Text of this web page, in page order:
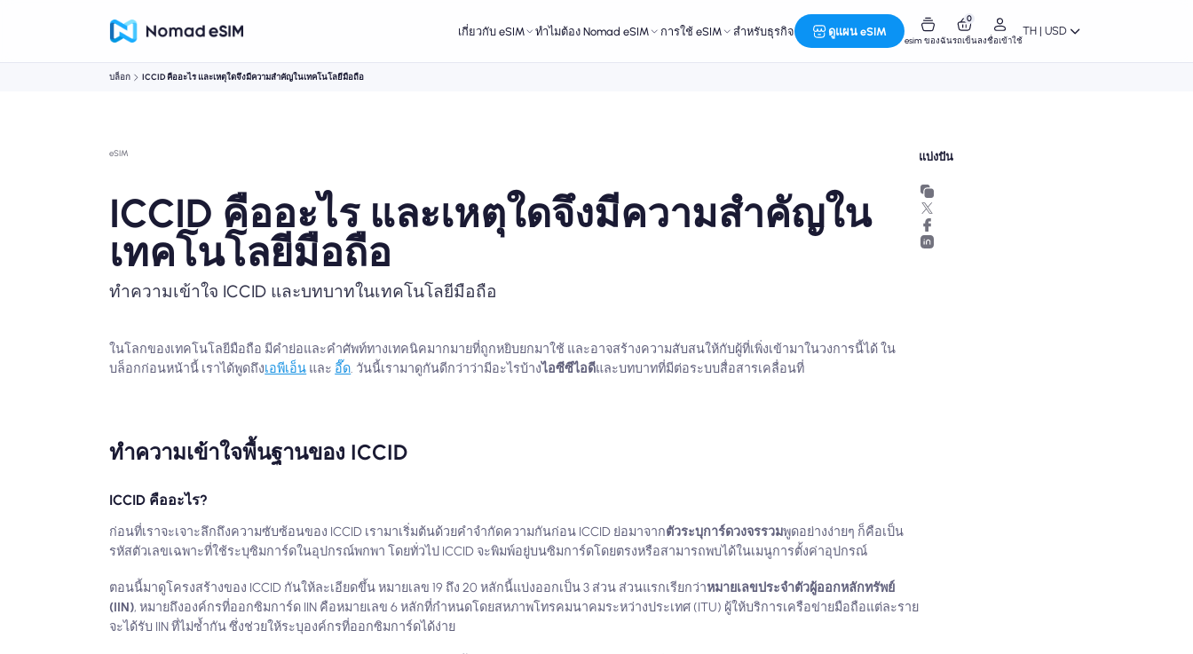
เกี่ยวกับ eSIM ทำไมต้อง Nomad eSIM การใช้ eSIM สำหรับธุรกิจ ดูแผน eSIM
esim ของฉัน
0
รถเข็นลงชื่อเข้าใช้
TH | USD
บล็อก ICCID คืออะไร และเหตุใดจึงมีความสำคัญในเทคโนโลยีมือถือ
eSIM
ICCID คืออะไร และเหตุใดจึงมีความสำคัญใน
เทคโนโลยีมือถือ
ทำความเข้าใจ ICCID และบทบาทในเทคโนโลยีมือถือ
ในโลกของเทคโนโลยีมือถือ มีคำย่อและคำศัพท์ทางเทคนิคมากมายที่ถูกหยิบยกมาใช้ และอาจสร้างความสับสนให้กับผู้ที่เพิ่งเข้ามาในวงการนี้ได้ ใน
บล็อกก่อนหน้านี้ เราได้พูดถึงเอพีเอ็น และ อี๊ด. วันนี้เรามาดูกันดีกว่าว่ามีอะไรบ้างไอซีซีไอดีและบทบาทที่มีต่อระบบสื่อสารเคลื่อนที่
ทำความเข้าใจพื้นฐานของ ICCID
ICCID คืออะไร?
ก่อนที่เราจะเจาะลึกถึงความซับซ้อนของ ICCID เรามาเริ่มต้นด้วยคำจำกัดความกันก่อน ICCID ย่อมาจากตัวระบุการ์ดวงจรรวมพูดอย่างง่ายๆ ก็คือเป็น
รหัสตัวเลขเฉพาะที่ใช้ระบุซิมการ์ดในอุปกรณ์พกพา โดยทั่วไป ICCID จะพิมพ์อยู่บนซิมการ์ดโดยตรงหรือสามารถพบได้ในเมนูการตั้งค่าอุปกรณ์
ตอนนี้มาดูโครงสร้างของ ICCID กันให้ละเอียดขึ้น หมายเลข 19 ถึง 20 หลักนี้แบ่งออกเป็น 3 ส่วน ส่วนแรกเรียกว่าหมายเลขประจำตัวผู้ออกหลักทรัพย์
(IIN), หมายถึงองค์กรที่ออกซิมการ์ด IIN คือหมายเลข 6 หลักที่กำหนดโดยสหภาพโทรคมนาคมระหว่างประเทศ (ITU) ผู้ให้บริการเครือข่ายมือถือแต่ละราย
จะได้รับ IIN ที่ไม่ซ้ำกัน ซึ่งช่วยให้ระบุองค์กรที่ออกซิมการ์ดได้ง่าย
แบ่งปัน